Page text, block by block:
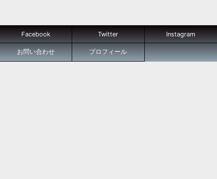
Facebook Twitter Instagram
お問い合わせ プロフィール